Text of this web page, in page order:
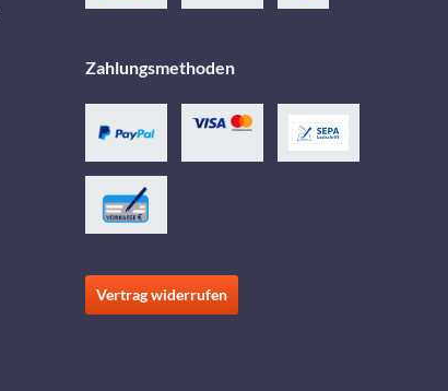
Zahlungsmethoden
Vertrag widerrufen